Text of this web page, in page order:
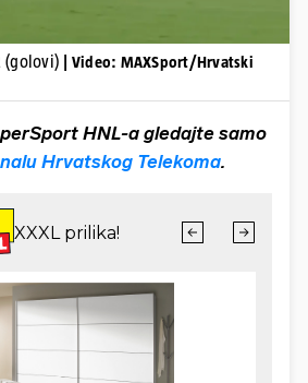
(golovi)
| Video: MAXSport/Hrvatski
HNL-a gledajte samo
Hrvatskog Telekoma.